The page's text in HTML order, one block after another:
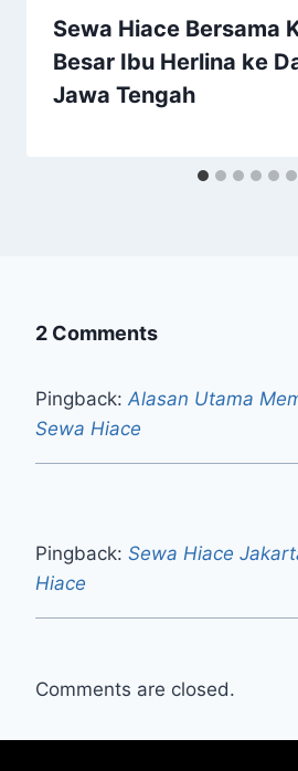
Sewa Hiace Bersama
Besar Ibu Herlina ke
Jawa Tengah
2 Comments
Pingback:Alasan Utama
Sewa Hiace
Pingback: Sewa Hiace
Hiace
Comments are closed.